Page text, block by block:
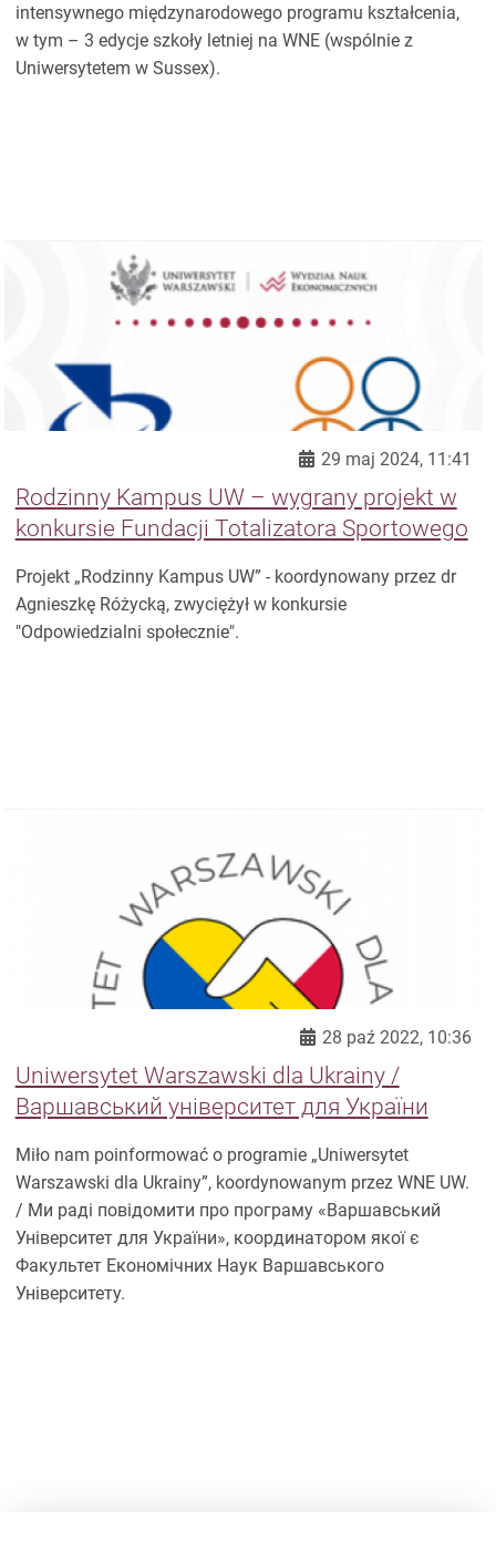
intensywnego międzynarodowego programu kształcenia,
w tym – 3 edycje szkoły letniej na WNE (wspólnie z
Uniwersytetem w Sussex).
29 maj 2024, 11:41
Rodzinny Kampus UW – wygrany projekt w
konkursie Fundacji Totalizatora Sportowego
Projekt „Rodzinny Kampus UW” - koordynowany przez dr
Agnieszkę Różycką, zwyciężył w konkursie
"Odpowiedzialni społecznie".
28 paź 2022, 10:36
Uniwersytet Warszawski dla Ukrainy /
Варшавський університет для України
Miło nam poinformować o programie „Uniwersytet
Warszawski dla Ukrainy”, koordynowanym przez WNE UW.
/ Ми раді повідомити про програму «Варшавський
Університет для України», координатором якої є
Факультет Економічних Наук Варшавського
Університету.